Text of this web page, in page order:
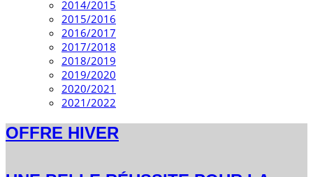
2014/2015
2015/2016
2016/2017
2017/2018
2018/2019
2019/2020
2020/2021
2021/2022
OFFRE HIVER